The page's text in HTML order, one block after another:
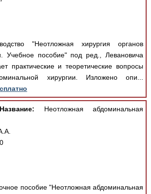
"Неотложная хирургия органов
Учебное пособие" под ред., Левановича
практические и теоретические вопросы
хирургии. Изложено опи...
Название: Неотложная абдоминальная
пособие "Неотложная абдоминальная